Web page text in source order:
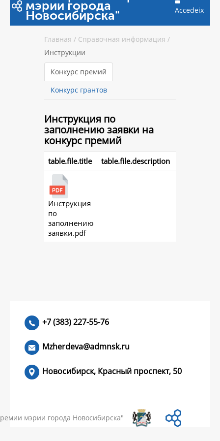
мэрии города
Новосибирска" Accedeix
Главная / Справочная информация /
Инструкции
Конкурс премий
Конкурс грантов
Инструкция по
заполнению заявки на
конкурс премий
table.file.title table.file.description
Инструкция
по
заполнению
заявки.pdf
+7 (383) 227-55-76
Mzherdeva@admnsk.ru
Новосибирск, Красный проспект, 50
мэрии города Новосибирска"